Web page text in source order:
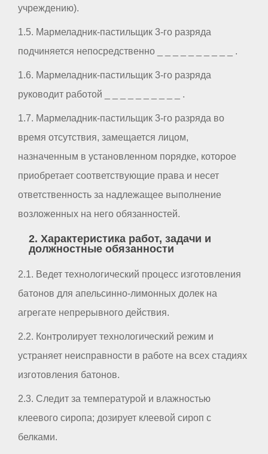
учреждению).
1.5. Мармеладник-пастильщик 3-го разряда
подчиняется непосредственно _ _ _ _ _ _ _ _ _ _ .
1.6. Мармеладник-пастильщик 3-го разряда
руководит работой _ _ _ _ _ _ _ _ _ _ .
1.7. Мармеладник-пастильщик 3-го разряда во
время отсутствия, замещается лицом,
назначенным в установленном порядке, которое
приобретает соответствующие права и несет
ответственность за надлежащее выполнение
возложенных на него обязанностей.
2. Характеристика работ, задачи и
должностные обязанности
2.1. Ведет технологический процесс изготовления
батонов для апельсинно-лимонных долек на
агрегате непрерывного действия.
2.2. Контролирует технологический режим и
устраняет неисправности в работе на всех стадиях
изготовления батонов.
2.3. Следит за температурой и влажностью
клеевого сиропа; дозирует клеевой сироп с
белками.